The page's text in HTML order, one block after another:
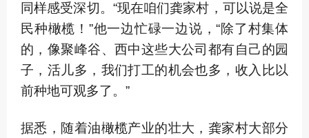
同样感受深切。“现在咱们龚家村，可以说是全
民种橄榄！”他一边忙碌一边说，“除了村集体
的，像聚峰谷、西中这些大公司都有自己的园
子，活儿多，我们打工的机会也多，收入比以
前种地可观多了。”
据悉，随着油橄榄产业的壮大，龚家村大部分